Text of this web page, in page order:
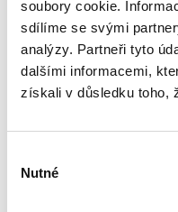
soubory cookie.
sdílíme se svými
analýzy. Partneři tyto
dalšími informacemi,
získali v důsledku toho,
souhlasu
Nutné
tohoto odvětví
v maximální míře...